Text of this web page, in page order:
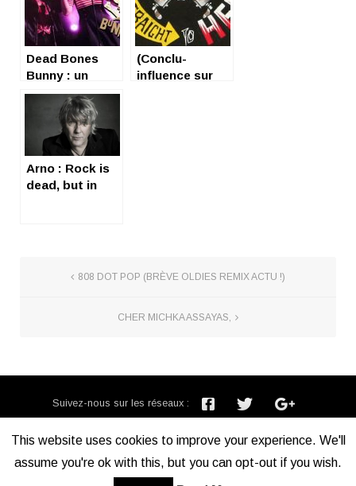
Dead Bones
Bunny : un
cocktail
détonant !
(Conclu-
influence sur
Arno : Rock is
dead, but in
808 DOT POP (BRÈVE OLDIES REMIX ACTU !)
CHER MICHKA ASSAYAS,
Suivez-nous sur les réseaux :
This website uses cookies to improve your experience. We'll
assume you're ok with this, but you can opt-out if you wish.